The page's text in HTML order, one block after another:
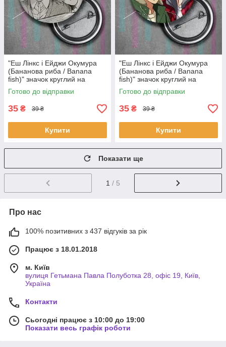
"Еш Лінкс і Ейджи Окумура
(Бананова риба / Banana
fish)" значок круглий на
булавці Ø44 мм
Готово до відправки
35 ₴ 39 ₴
Купити
"Еш Лінкс і Ейджи Окумура
(Бананова риба / Banana
fish)" значок круглий на
булавці Ø44 мм
Готово до відправки
35 ₴ 39 ₴
Купити
Показати ще
1 / 5
Про нас
100% позитивних з 437 відгуків за рік
Працює з 18.01.2018
м. Київ
вулиця Гетьмана Павла Полуботка 28, офіс 19, Київ,
Україна
Контакти
Сьогодні працює з 10:00 до 19:00
Показати весь графік роботи